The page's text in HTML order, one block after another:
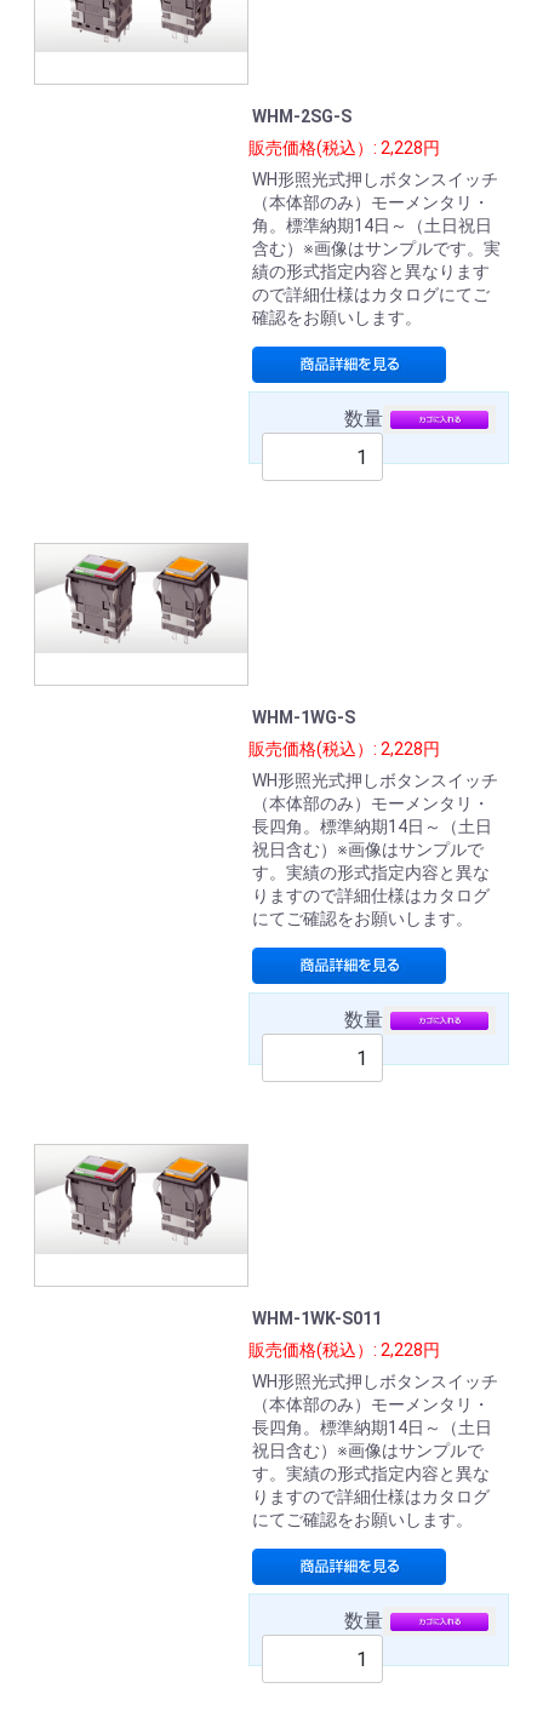
WHM-2SG-S
販売価格(税込）: 2,228円
WH形照光式押しボタンスイッチ
（本体部のみ）モーメンタリ・
角。標準納期14日～（土日祝日
含む）※画像はサンプルです。実
績の形式指定内容と異なります
ので詳細仕様はカタログにてご
確認をお願いします。
数量
WHM-1WG-S
販売価格(税込）: 2,228円
WH形照光式押しボタンスイッチ
（本体部のみ）モーメンタリ・
長四角。標準納期14日～（土日
祝日含む）※画像はサンプルで
す。実績の形式指定内容と異な
りますので詳細仕様はカタログ
にてご確認をお願いします。
数量
WHM-1WK-S011
販売価格(税込）: 2,228円
WH形照光式押しボタンスイッチ
（本体部のみ）モーメンタリ・
長四角。標準納期14日～（土日
祝日含む）※画像はサンプルで
す。実績の形式指定内容と異な
りますので詳細仕様はカタログ
にてご確認をお願いします。
数量